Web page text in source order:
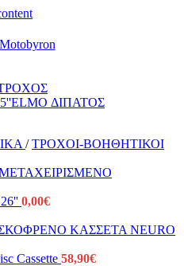
/ ΤΡΟΧΟΙ-ΒΟΗΘΗΤΙΚΟΙ
0,00€
Cassette 58,90€